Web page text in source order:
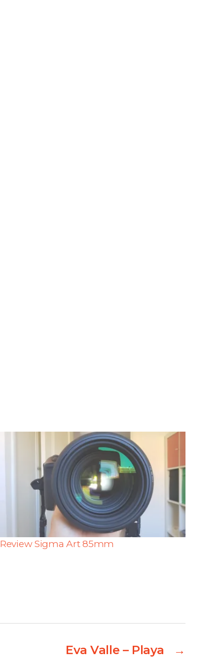
Review Sigma Art 85mm
→
Eva Valle – Playa